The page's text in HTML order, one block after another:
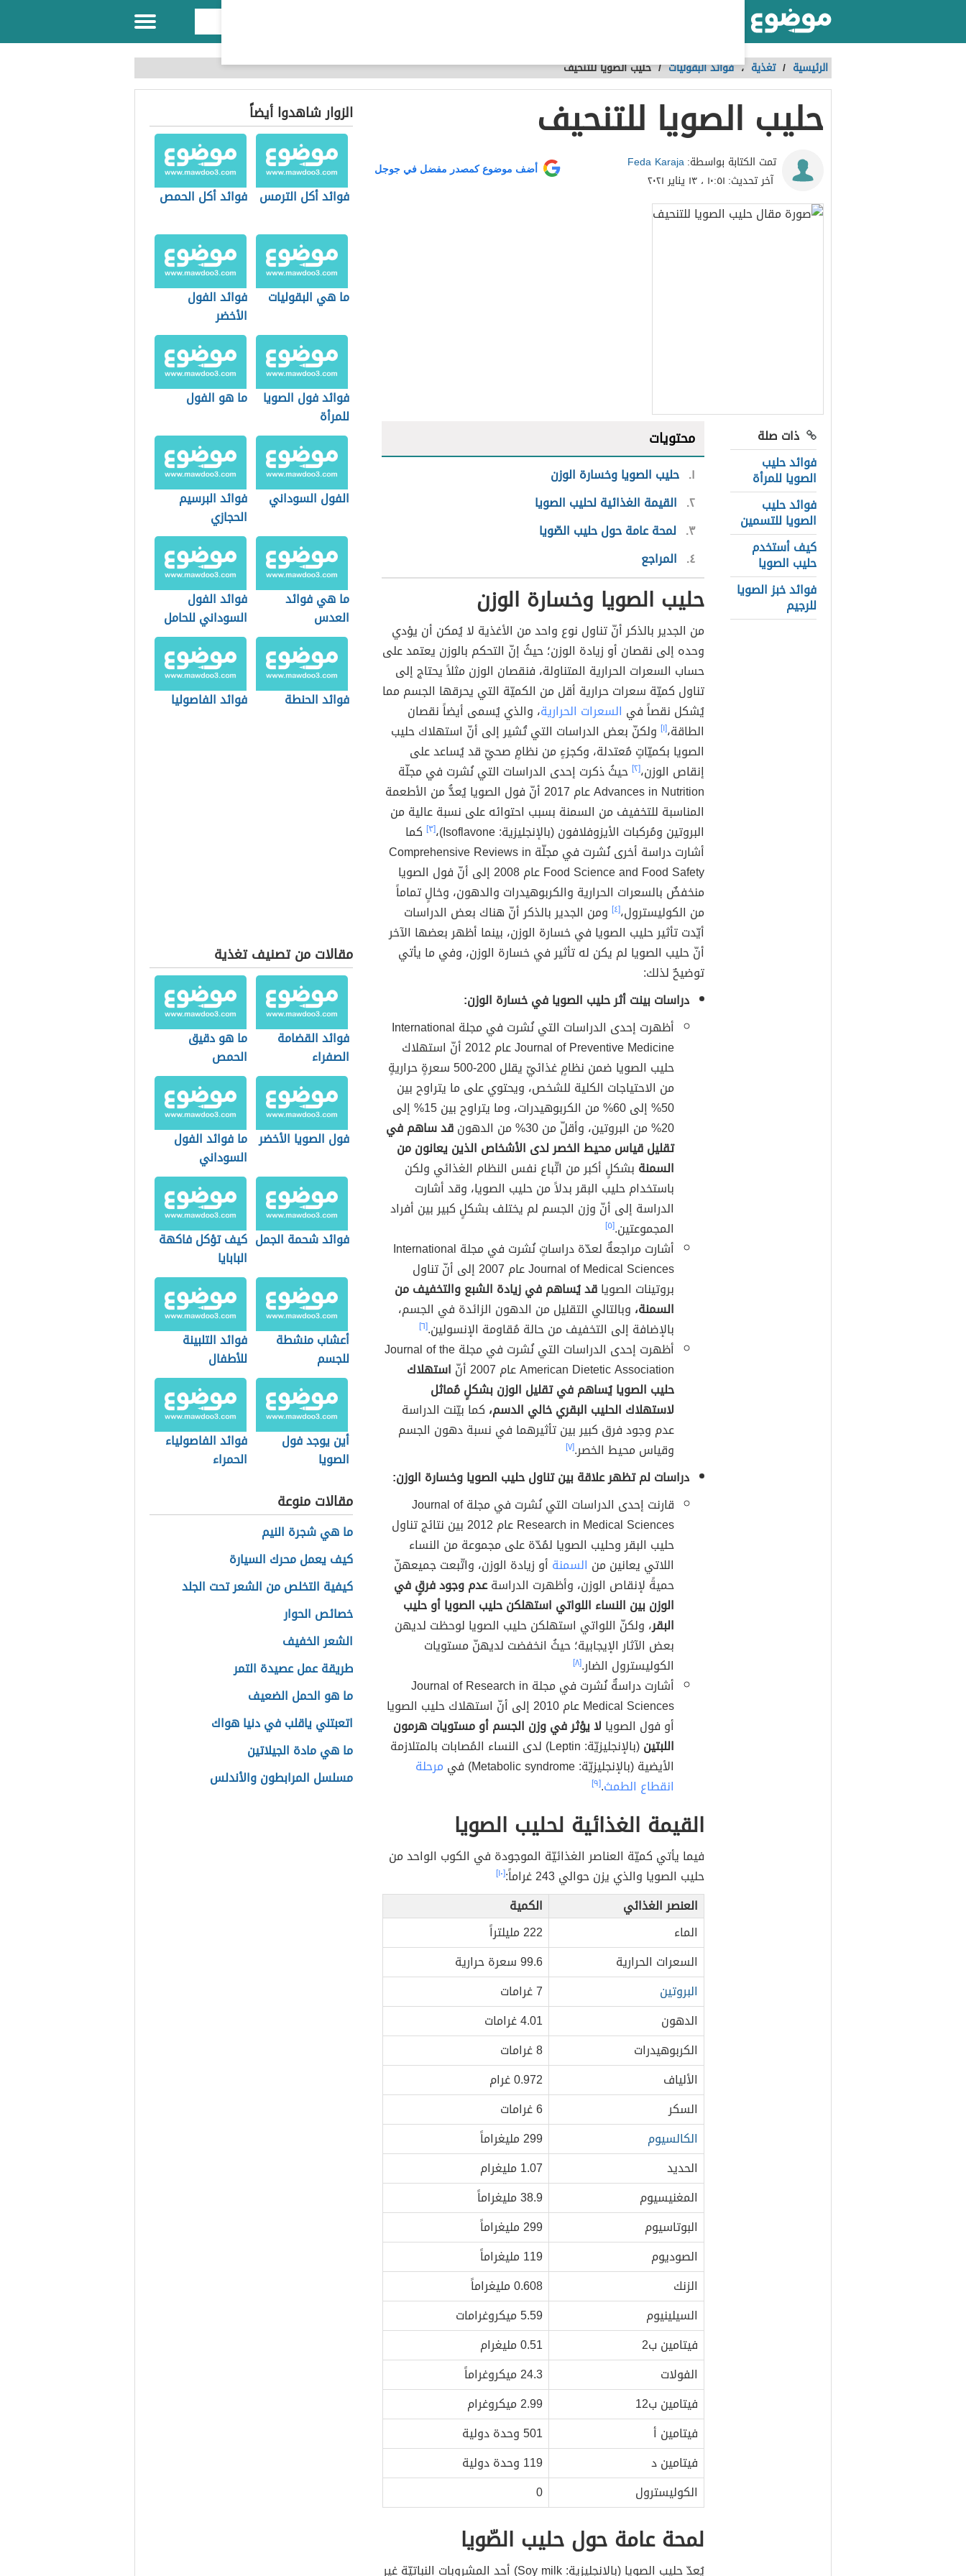
الرئيسية / تغذية ،فوائد البقوليات /حليب الصويا للتنحيف
حليب الصويا للتنحيف
تمت الكتابة بواسطة:Feda Karaja
آخر تحديث: ١٠:٥١ ، ١٣ يناير ٢٠٢١
أضف موضوع كمصدر مفضل في جوجل
ذات صلة
فوائد حليب
الصويا للمرأة
فوائد حليب
الصويا للتسمين
كيف أستخدم
حليب الصويا
فوائد خبز الصويا
للرجيم
محتويات
١ حليب الصويا وخسارة الوزن
٢ القيمة الغذائية لحليب الصويا
٣ لمحة عامة حول حليب الصّويا
٤ المراجع
حليب الصويا وخسارة الوزن
من الجدير بالذكر أنّ تناول نوع واحد من الأغذية لا يُمكن أن يؤدي
وحده إلى نقصان أو زيادة الوزن؛ حيثُ إنّ التحكم بالوزن يعتمد على
حساب السعرات الحرارية المتناولة، فنقصان الوزن مثلاً يحتاج إلى
تناول كميّة سعرات حرارية أقل من الكميّة التي يحرقها الجسم مما
يُشكل نقصاً في السعرات الحرارية، والذي يُسمى أيضاً نقصان
الطاقة،[١] ولكنّ بعض الدراسات التي تُشير إلى أنّ استهلاك حليب
الصويا بكميّاتٍ مُعتدلة، وكجزءٍ من نظامٍ صحيّ قد يُساعد على
إنقاص الوزن،[٢]
حيثُ ذكرت إحدى الدراسات التي نُشرت في مجلّة
Advances in Nutrition عام 2017 أنّ فول الصويا يُعدُّ من الأطعمة
المناسبة للتخفيف من السمنة بسبب احتوائه على نسبة عالية من
البروتين ومُركبات الأيزوفلافون (بالإنجليزية: Isoflavone)،
[٣]
كما
أشارت دراسة أخرى نُشرت في مجلّة Comprehensive Reviews in
Food Science and Food Safety عام 2008 إلى أنّ فول الصويا
منخفضٌ بالسعرات الحرارية والكربوهيدرات والدهون، وخالٍ تماماً
من الكوليسترول،[٤]
ومن الجدير بالذكر أنّ هناك بعض الدراسات
أيّدت تأثير حليب الصويا في خسارة الوزن، بينما أظهر بعضها الآخر
أنّ حليب الصويا لم يكن له تأثير في خسارة الوزن، وفي ما يأتي
توضيحٌ لذلك:
دراسات بينت أثر حليب الصويا في خسارة الوزن:
أظهرت إحدى الدراسات التي نُشرت في مجلة International
Journal of Preventive Medicine عام 2012 أنّ استهلاك
حليب الصويا ضمن نظامٍ غذائيّ يقلل 200-500 سعرةٍ حراريةٍ
من الاحتياجات الكلية للشخص، ويحتوي على ما يتراوح بين
50% إلى 60% من الكربوهيدرات، وما يتراوح بين 15% إلى
20% من البروتين، وأقلّ من 30% من الدهون
قد ساهم في
تقليل قياس محيط الخصر لدى الأشخاص الذين يعانون من
السمنة بشكلٍ أكبر من اتّباع نفس النظام الغذائي ولكن
باستخدام حليب البقر بدلاً من حليب الصويا، وقد أشارت
الدراسة إلى أنّ وزن الجسم لم يختلف بشكلٍ كبير بين أفراد
المجموعتين.[٥]
أشارت مراجعةٌ لعدّة دراساتٍ نُشرت في مجلة International
Journal of Medical Sciences عام 2007 إلى أنّ تناول
بروتينات الصوياقد يُساهم في زيادة الشبع والتخفيف من
السمنة، وبالتالي التقليل من الدهون الزائدة في الجسم،
بالإضافة إلى التخفيف من حالة مُقاومة الإنسولين.[٦]
أظهرت إحدى الدراسات التي نُشرت في مجلة Journal of the
American Dietetic Association عام 2007 أنّ
استهلاك
حليب الصويا يُساهم في تقليل الوزن بشكلٍ مُماثل
لاستهلاك الحليب البقري خالي الدسم، كما بيّنت الدراسة
عدم وجود فرق كبير بين تأثيرهما في نسبة دهون الجسم
وقياس محيط الخصر.[٧]
دراسات لم تظهر علاقة بين تناول حليب الصويا وخسارة الوزن:
قارنت إحدى الدراسات التي نُشرت في مجلة Journal of
Research in Medical Sciences عام 2012 بين نتائج تناول
حليب البقر وحليب الصويا لمُدّة على مجموعة من النساء
اللاتي يعانين من السمنة أو زيادة الوزن، واتّبعت جميعهنّ
حميةً لإنقاص الوزن، وأظهرت الدراسةعدم وجود فرقٍ في
الوزن بين النساء اللواتي استهلكن حليب الصويا أو حليب
البقر، ولكنّ اللواتي استهلكن حليب الصويا لوحظت لديهن
بعض الآثار الإيجابية؛ حيثُ انخفضت لديهنّ مستويات
الكوليسترول الضار.[٨]
أشارت دراسةٌ نُشرت في مجلة Journal of Research in
Medical Sciences عام 2010 إلى أنّ استهلاك حليب الصويا
أو فول الصويا لا يؤثر في وزن الجسم أو مستويات هرمون
اللبتين
(بالإنجليزيّة: Leptin) لدى النساء المُصابات بالمتلازمة
الأيضية (بالإنجليزيّة: Metabolic syndrome) في
مرحلة
انقطاع الطمث.[٩]
القيمة الغذائية لحليب الصويا
فيما يأتي كميّة العناصر الغذائيّة الموجودة في الكوب الواحد من
حليب الصويا والذي يزن حوالي 243 غراماً:
[١٠]
العنصر الغذائي
الكمية
الماء
222 مليلتراً
السعرات الحرارية
99.6 سعرة حرارية
البروتين
7 غرامات
الدهون
4.01 غرامات
الكربوهيدرات
8 غرامات
الألياف
0.972 غرام
السكر
6 غرامات
الكالسيوم
299 مليغراماً
الحديد
1.07 مليغرام
المغنيسيوم
38.9 مليغراماً
البوتاسيوم
299 مليغراماً
الصوديوم
119 مليغراماً
الزنك
0.608 مليغراماً
السيلينيوم
5.59 ميكروغرامات
فيتامين ب2
0.51 مليغرام
الفولات
24.3 ميكروغراماً
فيتامين ب12
2.99 ميكروغرام
فيتامين أ
501 وحدة دولية
فيتامين د
119 وحدة دولية
الكوليسترول
0
لمحة عامة حول حليب الصّويا
يُعدّ حليب الصويا (بالإنجليزية: Soy milk) أحد المشروبات النباتيّة غير
الزوار شاهدوا أيضاً
فوائد أكل الترمس فوائد أكل الحمص
ما هي البقوليات
فوائد الفول
الأخضر
فوائد فول الصويا
للمرأة
ما هو الفول
الفول السوداني
فوائد البرسيم
الحجازي
ما هي فوائد
العدس
فوائد الفول
السوداني للحامل
فوائد الحنطة فوائد الفاصوليا
مقالات من تصنيف تغذية
فوائد القضامة
الصفراء
ما هو دقيق
الحمص
فول الصويا الأخضر ما فوائد الفول
السوداني
فوائد شحمة الجمل كيف تؤكل فاكهة
البابايا
أعشاب منشطة
للجسم
فوائد التلبينة
للأطفال
أين يوجد فول
الصويا
فوائد الفاصولياء
الحمراء
مقالات منوعة
ما هي شجرة النيم
كيف يعمل محرك السيارة
كيفية التخلص من الشعر تحت الجلد
خصائص الحوار
الشعر الخفيف
طريقة عمل عصيدة التمر
ما هو الحمل الضعيف
اتعبتني ياقلب في دنيا هواك
ما هي مادة الجيلاتين
مسلسل المرابطون والأندلس